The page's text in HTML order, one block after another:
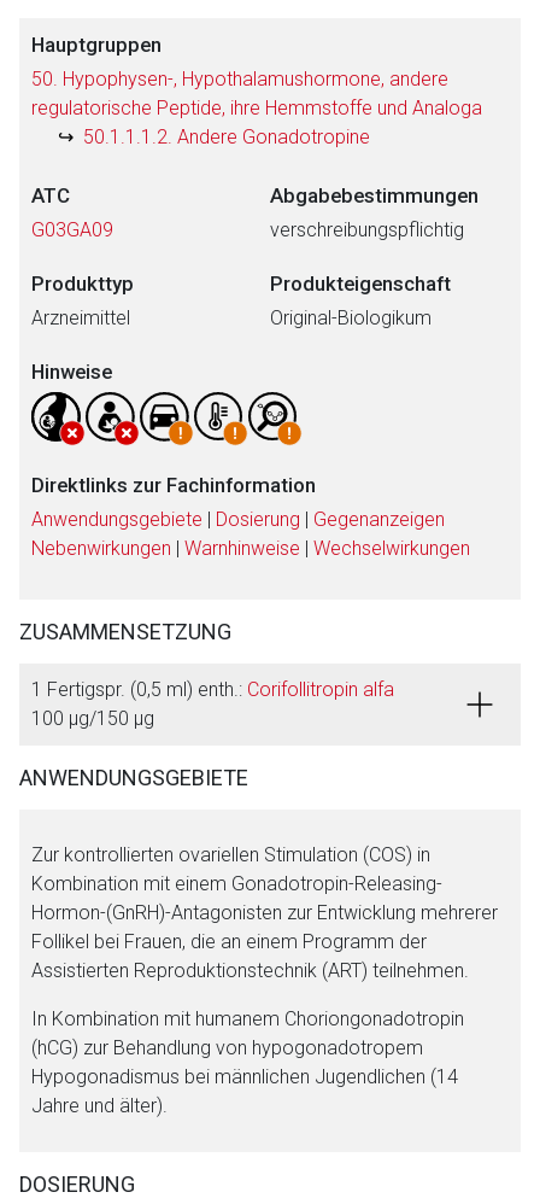
Hauptgruppen
50. Hypophysen-, Hypothalamushormone, andere
regulatorische Peptide, ihre Hemmstoffe und Analoga
50.1.1.1.2. Andere Gonadotropine
ATC
G03GA09
Abgabebestimmungen
verschreibungspflichtig
Produkttyp
Arzneimittel
Produkteigenschaft
Original-Biologikum
Hinweise
Direktlinks zur Fachinformation
Anwendungsgebiete | Dosierung | Gegenanzeigen
Nebenwirkungen | Warnhinweise | Wechselwirkungen
ZUSAMMENSETZUNG
1 Fertigspr. (0,5 ml) enth.: Corifollitropin alfa
100 μg/150 μg
ANWENDUNGSGEBIETE
Zur kontrollierten ovariellen Stimulation (COS) in
Kombination mit einem Gonadotropin-Releasing-
Hormon-(GnRH)-Antagonisten zur Entwicklung mehrerer
Follikel bei Frauen, die an einem Programm der
Assistierten Reproduktionstechnik (ART) teilnehmen.
In Kombination mit humanem Choriongonadotropin
(hCG) zur Behandlung von hypogonadotropem
Hypogonadismus bei männlichen Jugendlichen (14
Jahre und älter).
DOSIERUNG